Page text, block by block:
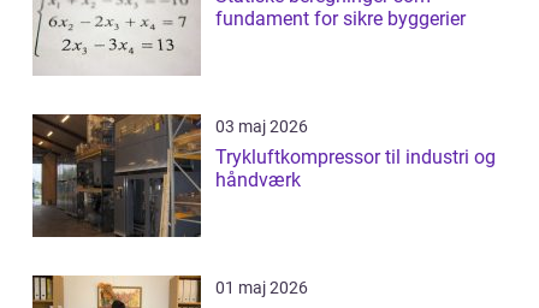
fundament for sikre byggerier
03 maj 2026
Trykluftkompressor til industri og
håndværk
01 maj 2026